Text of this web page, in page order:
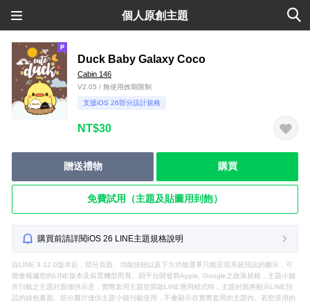
個人原創主題
Duck Baby Galaxy Coco
Cabin 146
V2.05 / 無使用效期限制
支援iOS 26部分設計規格
NT$30
贈送禮物 購買
免費試用（主題及貼圖用到飽）
購買前請詳閱iOS 26 LINE主題規格說明
自LINE 9.12.0版本起，部分頁面、功能按鈕以及下方功能選單只能呈現系統預設的圖示，可
能會根據您的LINE版本及裝置機型而異。因平台開發商Apple, Google之政策規格，主題小舖
所刊載之主題封面僅供示意，實際套用主題並開啟LINE應用程式時，主題封面將顯示LINE預
設的綠色畫面。部分圖片僅供主題小舖刊載使用，不會顯示在實際套用的主題內。若您使用的